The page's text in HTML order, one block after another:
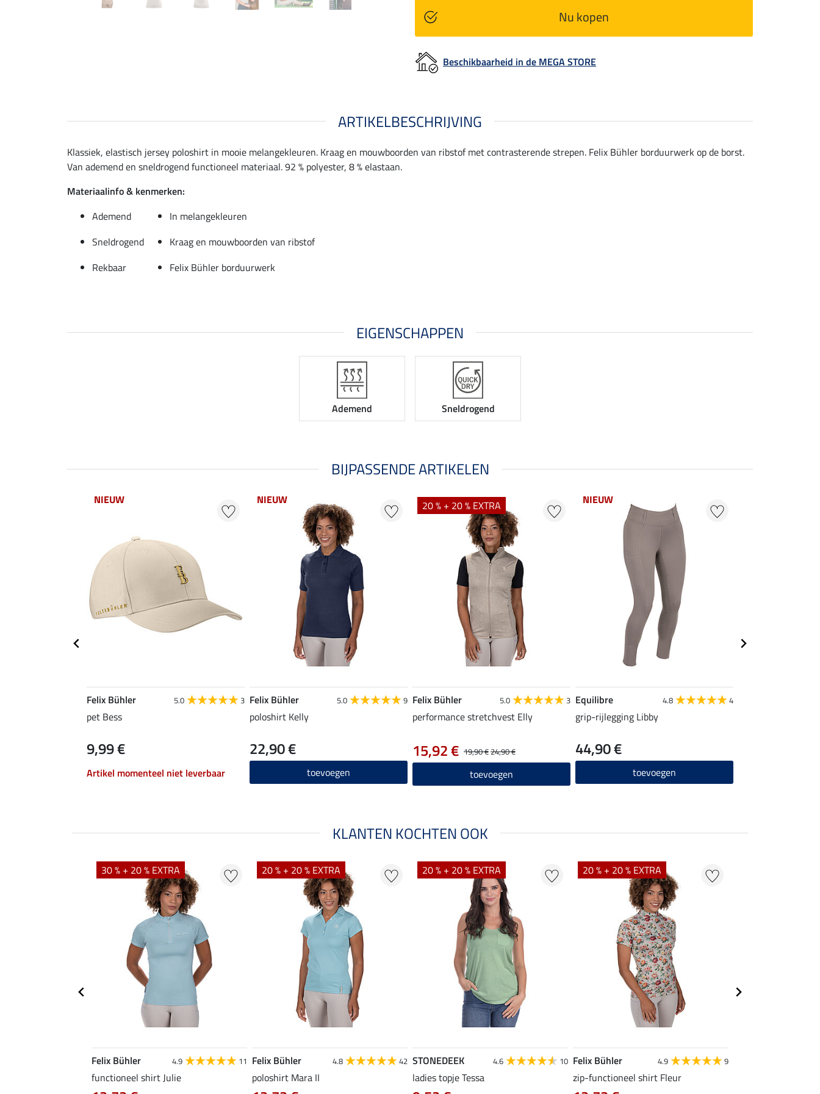
Nu kopen
Beschikbaarheid in de MEGA STORE
ARTIKELBESCHRIJVING
Klassiek, elastisch jersey poloshirt in mooie melangekleuren. Kraag en mouwboorden van ribstof met contrasterende strepen. Felix Bühler borduurwerk op de borst.
Van ademend en sneldrogend functioneel materiaal. 92 % polyester, 8 % elastaan.
Materiaalinfo & kenmerken:
Ademend
In melangekleuren
Sneldrogend
Kraag en mouwboorden van ribstof
Rekbaar
Felix Bühler borduurwerk
EIGENSCHAPPEN
Ademend Sneldrogend
BIJPASSENDE ARTIKELEN
NIEUW
Felix Bühler 5.0 3
pet Bess
9,99 €
Artikel momenteel niet leverbaar
NIEUW
Felix Bühler 5.0 9
poloshirt Kelly
22,90 €
toevoegen
20 % + 20 % EXTRA
Felix Bühler 5.0 3
performance stretchvest Elly
19,90 €24,90 €
15,92 €
toevoegen
NIEUW
Equilibre 4.8 4
grip-rijlegging Libby
44,90 €
toevoegen
KLANTEN KOCHTEN OOK
30 % + 20 % EXTRA
Felix Bühler 4.9 11
functioneel shirt Julie
20 % + 20 % EXTRA
Felix Bühler 4.8 42
poloshirt Mara II
20 % + 20 % EXTRA
STONEDEEK 4.6 10
ladies topje Tessa
20 % + 20 % EXTRA
Felix Bühler 4.9 9
zip-functioneel shirt Fleur